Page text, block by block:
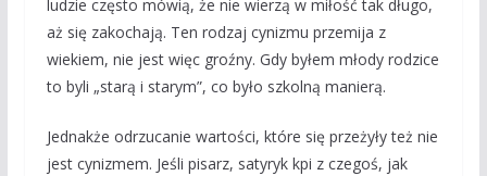
ludzie często mówią, że nie wierzą w miłość tak długo,
aż się zakochają. Ten rodzaj cynizmu przemija z
wiekiem, nie jest więc groźny. Gdy byłem młody rodzice
to byli „starą i starym”, co było szkolną manierą.
Jednakże odrzucanie wartości, które się przeżyły też nie
jest cynizmem. Jeśli pisarz, satyryk kpi z czegoś, jak